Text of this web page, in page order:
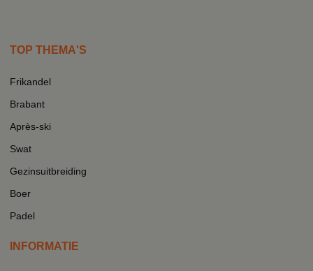
TOP THEMA'S
Frikandel
Brabant
Après-ski
Swat
Gezinsuitbreiding
Boer
Padel
INFORMATIE